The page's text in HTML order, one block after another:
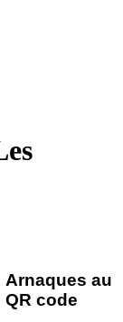
Arnaques au
QR code